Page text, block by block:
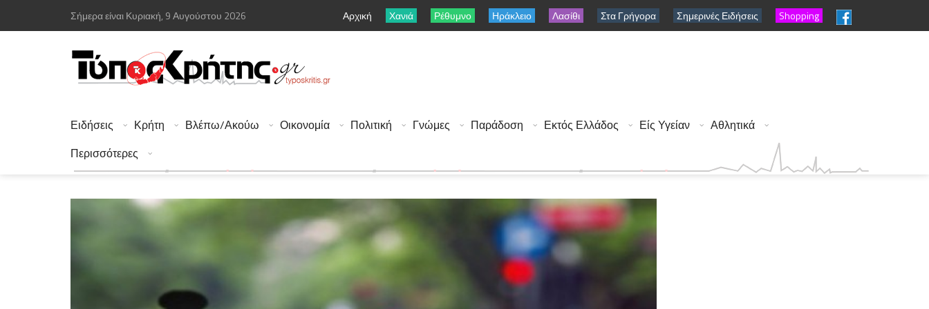
Σήμερα είναι Κυριακή, 9 Αυγούστου 2026 Αρχική Χανιά Ρέθυμνο Ηράκλειο Λασίθι Στα Γρήγορα Σημερινές Ειδήσεις Shopping
Ειδήσεις Κρήτη Βλέπω/Ακούω Οικονομία Πολιτική Γνώμες Παράδοση Εκτός Ελλάδος Είς Υγείαν
Αθλητικά
Περισσότερες